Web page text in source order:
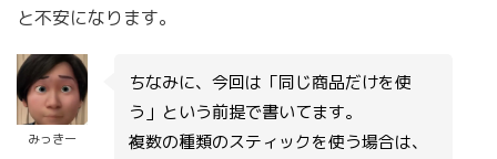
と不安になります。
みっきー
ちなみに、今回は「同じ商品だけを使
う」という前提で書いてます。
複数の種類のスティックを使う場合は、